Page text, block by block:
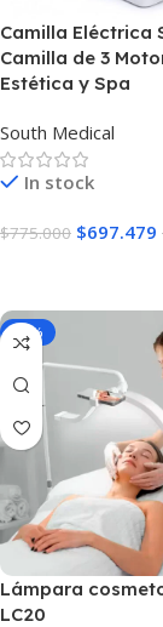
Camilla Eléctrica
Camilla de 3
Estética y Spa
South Medical
In stock
$775.000 $697.479
-15%
Lámpara
LC20